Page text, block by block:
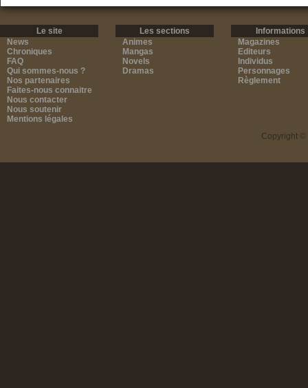
Le site
News
Chroniques
FAQ
Qui sommes-nous ?
Nos partenaires
Faites-nous connaitre
Nous contacter
Nous soutenir
Mentions légales
Les sections
Animes
Mangas
Novels
Dramas
Informations
Magazines
Editeurs
Individus
Personnages
Règlement
Copyright ©